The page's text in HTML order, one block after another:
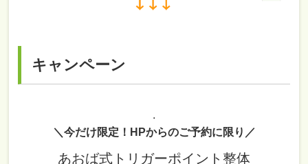
キャンペーン
.
＼今だけ限定！HPからのご予約に限り／
あおば式トリガーポイント整体